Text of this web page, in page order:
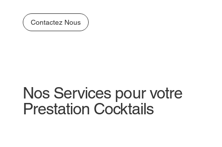
Contactez Nous
Nos Services pour votre
Prestation Cocktails